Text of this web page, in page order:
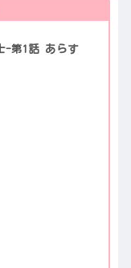
-第1話 あらす